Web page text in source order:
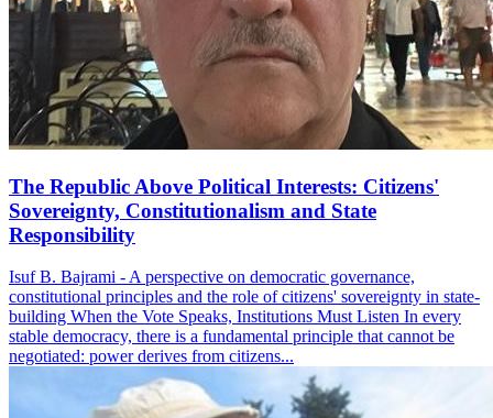
The Republic Above Political Interests: Citizens'
Sovereignty, Constitutionalism and State
Responsibility
Isuf B. Bajrami - A perspective on democratic governance,
constitutional principles and the role of citizens' sovereignty in state-
building When the Vote Speaks, Institutions Must Listen In every
stable democracy, there is a fundamental principle that cannot be
negotiated: power derives from citizens...